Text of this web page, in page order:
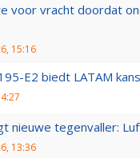
voor vracht doordat
15:16
E2 biedt LATAM
nieuwe tegenvaller:
13:36